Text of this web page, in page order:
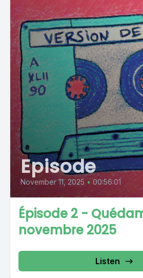
Episode
November 11, 2025 • 00:56:01
Épisode 2 -
novembre 2025
Listen